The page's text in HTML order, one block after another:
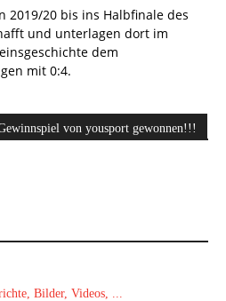
2019/20 bis ins Halbfinale des
und unterlagen dort im
dem
mit 0:4.
von yousport gewonnen!!!
Bilder, Videos, ...